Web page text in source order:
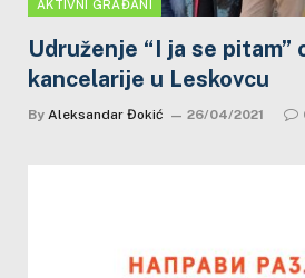
AKTIVNI GRAĐANI
Udruženje “I ja se pitam”
kancelarije u Leskovcu
By Aleksandar Đokić 26/04/2021